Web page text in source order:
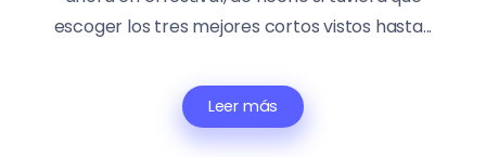
escoger los tres mejores cortos vistos hasta...
Leer más